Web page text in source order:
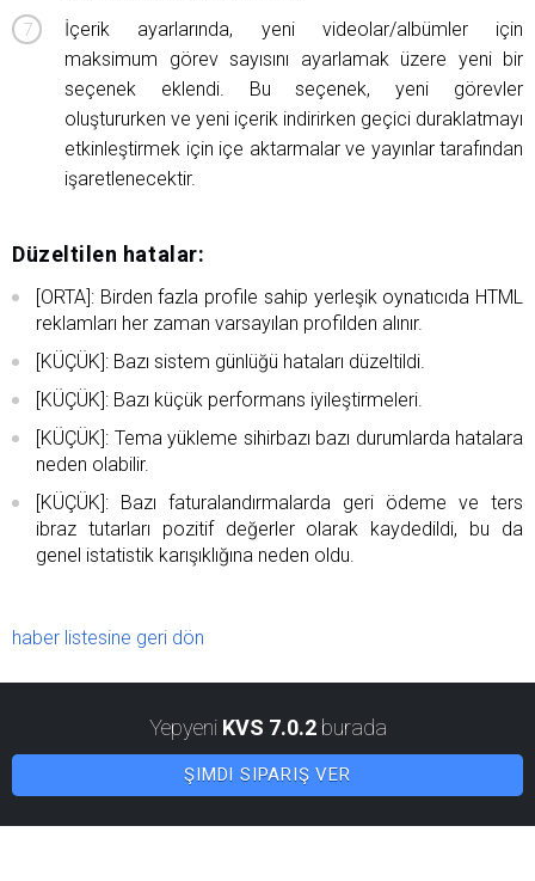
İçerik ayarlarında, yeni videolar/albümler için
maksimum görev sayısını ayarlamak üzere yeni bir
seçenek eklendi. Bu seçenek, yeni görevler
oluştururken ve yeni içerik indirirken geçici duraklatmayı
etkinleştirmek için içe aktarmalar ve yayınlar tarafından
işaretlenecektir.
Düzeltilen hatalar:
[ORTA]: Birden fazla profile sahip yerleşik oynatıcıda HTML
reklamları her zaman varsayılan profilden alınır.
[KÜÇÜK]: Bazı sistem günlüğü hataları düzeltildi.
[KÜÇÜK]: Bazı küçük performans iyileştirmeleri.
[KÜÇÜK]: Tema yükleme sihirbazı bazı durumlarda hatalara
neden olabilir.
[KÜÇÜK]: Bazı faturalandırmalarda geri ödeme ve ters
ibraz tutarları pozitif değerler olarak kaydedildi, bu da
genel istatistik karışıklığına neden oldu.
haber listesine geri dön
Yepyeni KVS 7.0.2burada
ŞIMDI SIPARIŞ VER